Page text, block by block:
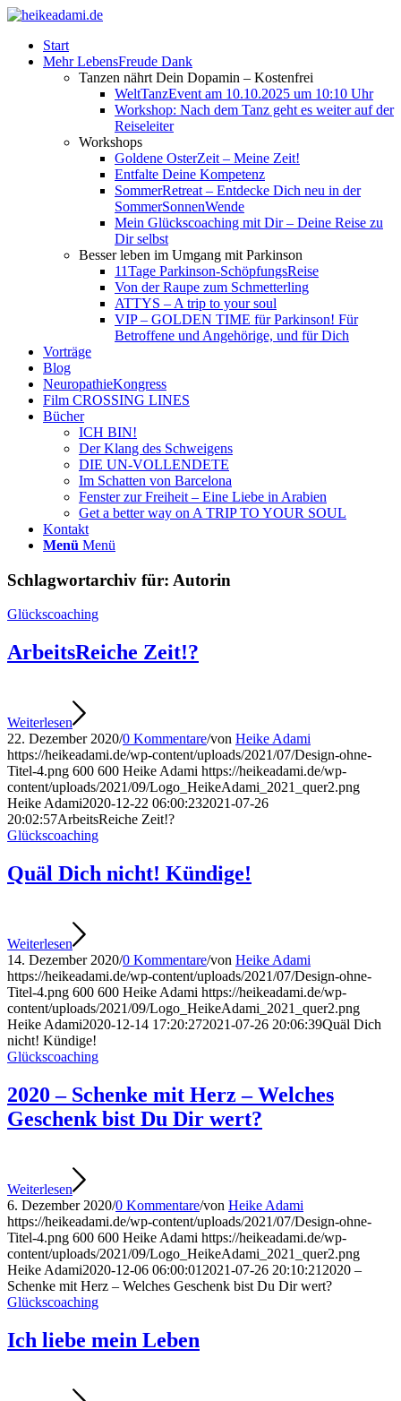
Start
Mehr LebensFreude Dank
Tanzen nährt Dein Dopamin – Kostenfrei
WeltTanzEvent am 10.10.2025 um 10:10 Uhr
Workshop: Nach dem Tanz geht es weiter auf der
Reiseleiter
Workshops
Goldene OsterZeit – Meine Zeit!
Entfalte Deine Kompetenz
SommerRetreat – Entdecke Dich neu in der
SommerSonnenWende
Mein Glückscoaching mit Dir – Deine Reise zu
Dir selbst
Besser leben im Umgang mit Parkinson
11Tage Parkinson-SchöpfungsReise
Von der Raupe zum Schmetterling
ATTYS – A trip to your soul
VIP – GOLDEN TIME für Parkinson! Für
Betroffene und Angehörige, und für Dich
Vorträge
Blog
NeuropathieKongress
Film CROSSING LINES
Bücher
ICH BIN!
Der Klang des Schweigens
DIE UN-VOLLENDETE
Im Schatten von Barcelona
Fenster zur Freiheit – Eine Liebe in Arabien
Get a better way on A TRIP TO YOUR SOUL
Kontakt
Menü Menü
Schlagwortarchiv für: Autorin
Glückscoaching
ArbeitsReiche Zeit!?
Weiterlesen
22. Dezember 2020/0 Kommentare/von Heike Adami
https://heikeadami.de/wp-content/uploads/2021/07/Design-ohne-
Titel-4.png 600 600 Heike Adami https://heikeadami.de/wp-
content/uploads/2021/09/Logo_HeikeAdami_2021_quer2.png
Heike Adami2020-12-22 06:00:232021-07-26
20:02:57ArbeitsReiche Zeit!?
Glückscoaching
Quäl Dich nicht! Kündige!
Weiterlesen
14. Dezember 2020/0 Kommentare/von Heike Adami
https://heikeadami.de/wp-content/uploads/2021/07/Design-ohne-
Titel-4.png 600 600 Heike Adami https://heikeadami.de/wp-
content/uploads/2021/09/Logo_HeikeAdami_2021_quer2.png
Heike Adami2020-12-14 17:20:272021-07-26 20:06:39Quäl Dich
nicht! Kündige!
Glückscoaching
2020 – Schenke mit Herz – Welches
Geschenk bist Du Dir wert?
Weiterlesen
6. Dezember 2020/0 Kommentare/von Heike Adami
https://heikeadami.de/wp-content/uploads/2021/07/Design-ohne-
Titel-4.png 600 600 Heike Adami https://heikeadami.de/wp-
content/uploads/2021/09/Logo_HeikeAdami_2021_quer2.png
Heike Adami2020-12-06 06:00:01 2021-07-26 20:10:21 2020 –
Schenke mit Herz – Welches Geschenk bist Du Dir wert?
Glückscoaching
Ich liebe mein Leben